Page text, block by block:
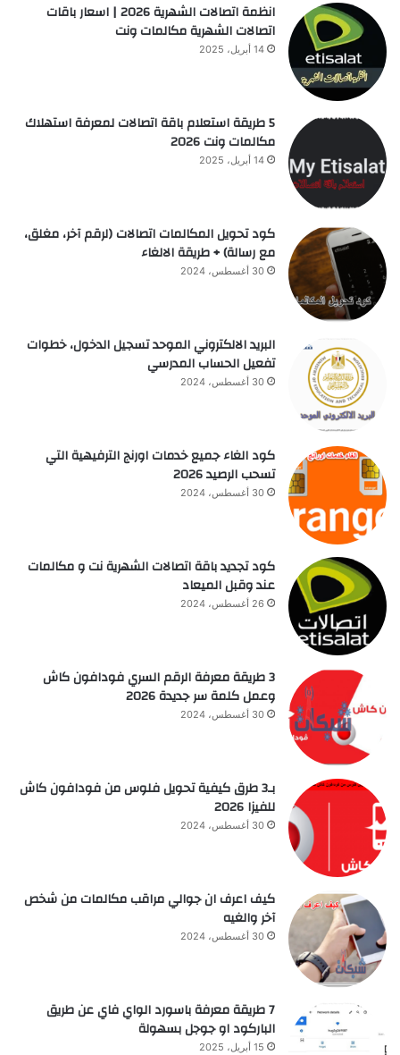
انظمة اتصالات الشهرية 2026 | اسعار باقات
اتصالات الشهرية مكالمات ونت
14 أبريل، 2025
5 طريقة استعلام باقة اتصالات لمعرفة استهلاك
مكالمات ونت 2026
14 أبريل، 2025
كود تحويل المكالمات اتصالات (لرقم آخر، مغلق،
مع رسالة) + طريقة الالغاء
30 أغسطس، 2024
البريد الالكتروني الموحد تسجيل الدخول، خطوات
تفعيل الحساب المدرسي
30 أغسطس، 2024
كود الغاء جميع خدمات اورنج الترفيهية التي
تسحب الرصيد 2026
30 أغسطس، 2024
كود تجديد باقة اتصالات الشهرية نت و مكالمات
عند وقبل الميعاد
26 أغسطس، 2024
3 طريقة معرفة الرقم السري فودافون كاش
وعمل كلمة سر جديدة 2026
30 أغسطس، 2024
بـ3 طرق كيفية تحويل فلوس من فودافون كاش
للفيزا 2026
30 أغسطس، 2024
كيف اعرف ان جوالي مراقب مكالمات من شخص
آخر والغيه
30 أغسطس، 2024
7 طريقة معرفة باسورد الواي فاي عن طريق
الباركود او جوجل بسهولة
15 أبريل، 2025